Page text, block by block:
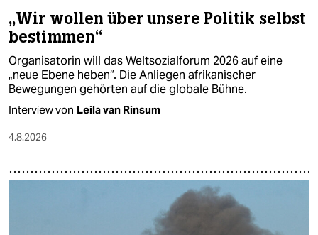
„Wir wollen über unsere Politik selbst
bestimmen“
Organisatorin will das Weltsozialforum 2026 auf eine
„neue Ebene heben“. Die Anliegen afrikanischer
Bewegungen gehörten auf die globale Bühne.
Interview von Leila van Rinsum
4.8.2026